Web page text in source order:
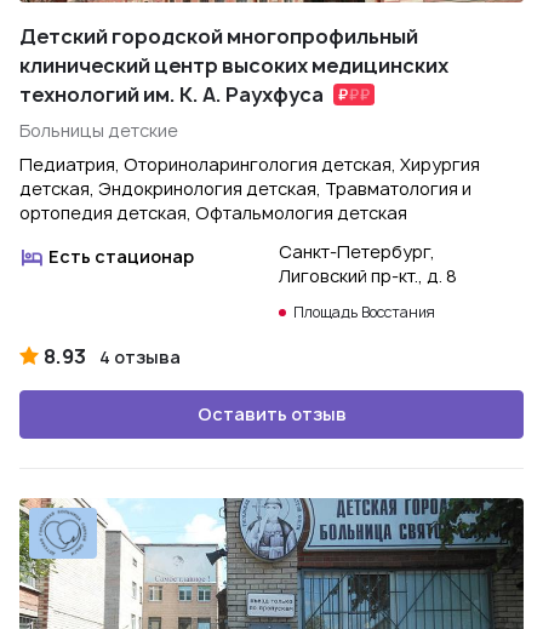
Детский городской многопрофильный
клинический центр высоких медицинских
технологий им. К. А. Раухфуса
Больницы детские
Педиатрия, Оториноларингология детская, Хирургия
детская, Эндокринология детская, Травматология и
ортопедия детская, Офтальмология детская
Есть стационар
Санкт-Петербург,
Лиговский пр-кт., д. 8
Площадь Восстания
8.93 4 отзыва
Оставить отзыв